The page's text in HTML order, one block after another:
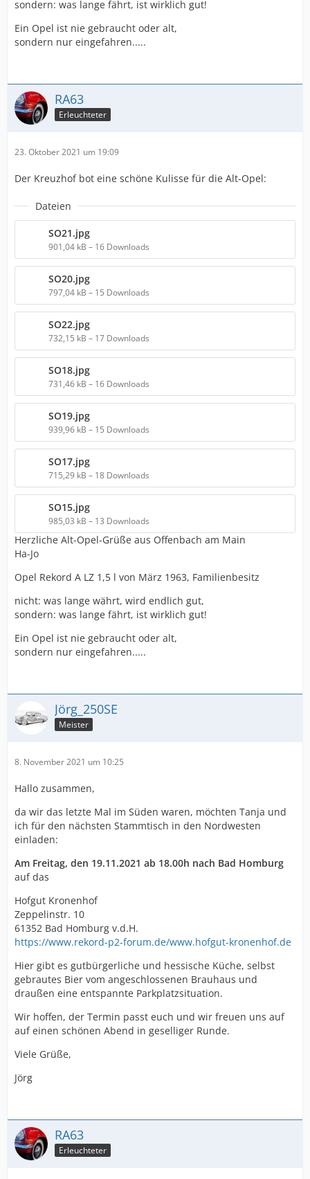
sondern: was lange fährt, ist wirklich gut!
Ein Opel ist nie gebraucht oder alt,
sondern nur eingefahren.....
RA63
Erleuchteter
23. Oktober 2021 um 19:09
Der Kreuzhof bot eine schöne Kulisse für die Alt-Opel:
Dateien
SO21.jpg
901,04 kB – 16 Downloads
SO20.jpg
797,04 kB – 15 Downloads
SO22.jpg
732,15 kB – 17 Downloads
SO18.jpg
731,46 kB – 16 Downloads
SO19.jpg
939,96 kB – 15 Downloads
SO17.jpg
715,29 kB – 18 Downloads
SO15.jpg
985,03 kB – 13 Downloads
Herzliche Alt-Opel-Grüße aus Offenbach am Main
Ha-Jo
Opel Rekord A LZ 1,5 l von März 1963, Familienbesitz
nicht: was lange währt, wird endlich gut,
sondern: was lange fährt, ist wirklich gut!
Ein Opel ist nie gebraucht oder alt,
sondern nur eingefahren.....
Jörg_250SE
Meister
8. November 2021 um 10:25
Hallo zusammen,
da wir das letzte Mal im Süden waren, möchten Tanja und
ich für den nächsten Stammtisch in den Nordwesten
einladen:
Am Freitag, den 19.11.2021 ab 18.00h nach Bad Homburg
auf das
Hofgut Kronenhof
Zeppelinstr. 10
61352 Bad Homburg v.d.H.
https://www.rekord-p2-forum.de/www.hofgut-kronenhof.de
Hier gibt es gutbürgerliche und hessische Küche, selbst
gebrautes Bier vom angeschlossenen Brauhaus und
draußen eine entspannte Parkplatzsituation.
Wir hoffen, der Termin passt euch und wir freuen uns auf
auf einen schönen Abend in geselliger Runde.
Viele Grüße,
Jörg
RA63
Erleuchteter